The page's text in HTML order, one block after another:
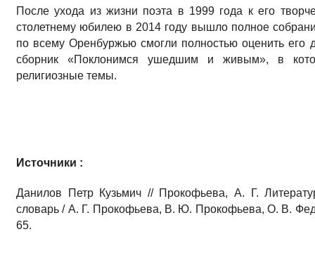
После ухода из жизни поэта в 1999 года к его
столетнему юбилею в 2014 году вышло полное
по всему Оренбуржью смогли полностью оценить его
сборник «Поклонимся ушедшим и живым», в
религиозные темы.
Источники :
Данилов Петр Кузьмич // Прокофьева, А. Г.
словарь / А. Г. Прокофьева, В. Ю. Прокофьева, О. В.
65.